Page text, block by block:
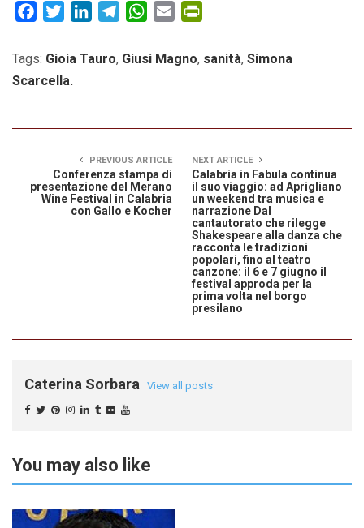
FacebookTwitterLinkedInTelegramWhatsApp
Email
Tags: Gioia Tauro, Giusi Magno, sanità, Simona
Scarcella.
PREVIOUS ARTICLE
Conferenza stampa di
presentazione del Merano
Wine Festival in Calabria
con Gallo e Kocher
NEXT ARTICLE
Calabria in Fabula continua
il suo viaggio: ad Aprigliano
un weekend tra musica e
narrazione Dal
cantautorato che rilegge
Shakespeare alla danza che
racconta le tradizioni
popolari, fino al teatro
canzone: il 6 e 7 giugno il
festival approda per la
prima volta nel borgo
presilano
Caterina Sorbara View all posts
You may also like